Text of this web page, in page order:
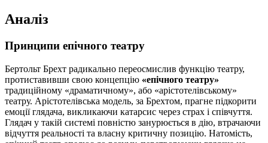
Аналіз
Принципи епічного театру
Бертольт Брехт радикально переосмислив функцію театру,
протиставивши свою концепцію «епічного театру»
традиційному «драматичному», або «арістотелівському»
театру. Арістотелівська модель, за Брехтом, прагне підкорити
емоції глядача, викликаючи катарсис через страх і співчуття.
Глядач у такій системі повністю занурюється в дію, втрачаючи
відчуття реальності та власну критичну позицію. Натомість,